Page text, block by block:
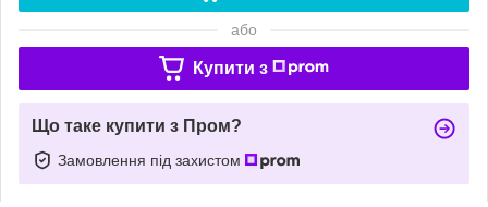
або
Купити з
Що таке купити з Пром?
Замовлення під захистом